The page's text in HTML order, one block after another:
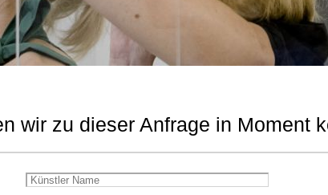
wir zu dieser Anfrage in Moment